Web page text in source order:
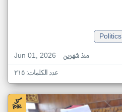
Politics
Jun 01, 2026
منذ شهرين
عدد الكلمات: ٢١٥